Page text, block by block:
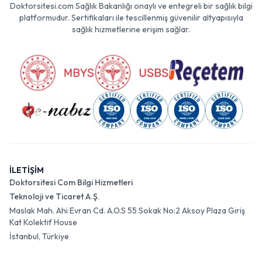
Doktorsitesi.com Sağlık Bakanlığı onaylı ve entegreli bir sağlık bilgi
platformudur. Sertifikaları ile tescillenmiş güvenilir altyapısıyla
sağlık hizmetlerine erişim sağlar.
İLETİŞİM
Doktorsitesi Com Bilgi Hizmetleri
Teknoloji ve Ticaret A.Ş.
Maslak Mah. Ahi Evran Cd. A.O.S 55 Sokak No:2 Aksoy Plaza Giriş
Kat Kolektif House
İstanbul, Türkiye